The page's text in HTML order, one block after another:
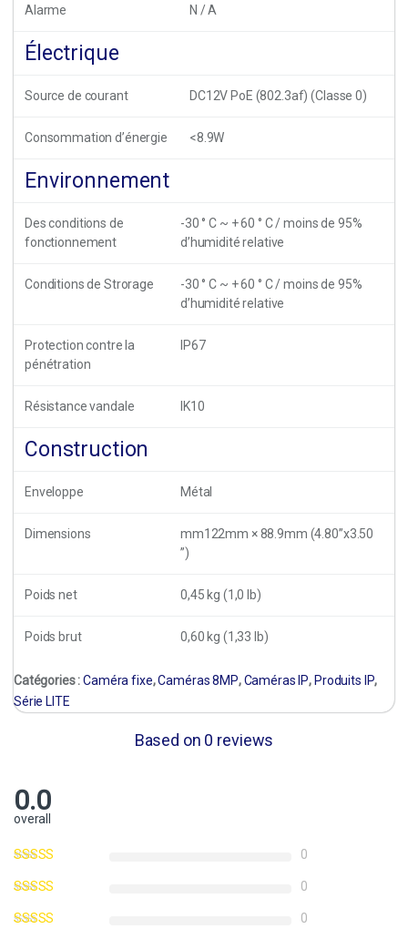
Alarme N / A
Électrique
Source de courant DC12V PoE (802.3af) (Classe 0)
Consommation d’énergie <8.9W
Environnement
Des conditions de
fonctionnement
-30 ° C ~ + 60 ° C / moins de 95%
d’humidité relative
Conditions de Strorage
-30 ° C ~ + 60 ° C / moins de 95%
d’humidité relative
Protection contre la
pénétration
IP67
Résistance vandale IK10
Construction
Enveloppe Métal
Dimensions
mm122mm × 88.9mm (4.80”x3.50
”)
Poids net 0,45 kg (1,0 lb)
Poids brut 0,60 kg (1,33 lb)
Catégories :Caméra fixe,Caméras 8MP,Caméras IP, Produits IP,
Série LITE
Based on 0 reviews
0.0
overall
0
0
0